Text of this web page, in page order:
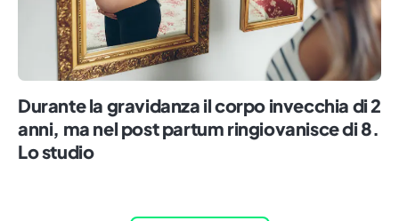
Durante la gravidanza il corpo invecchia di 2
anni, ma nel post partum ringiovanisce di 8.
Lo studio